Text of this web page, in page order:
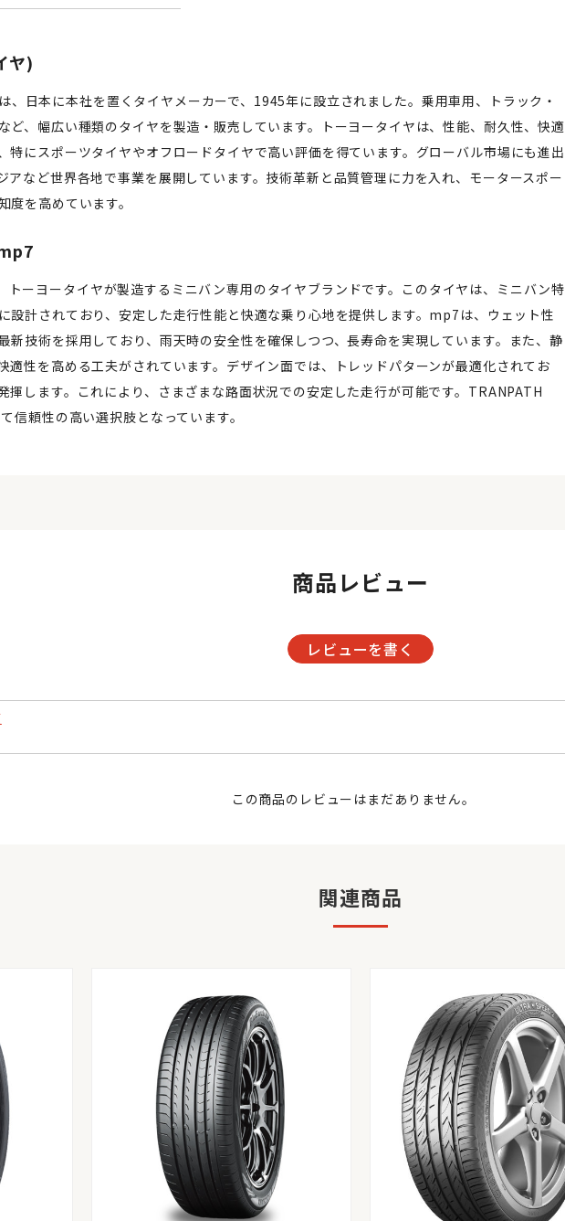
ヤ)
、日本に本社を置くタイヤメーカーで、1945年に設立されました。乗用車用、トラック・
ど、幅広い種類のタイヤを製造・販売しています。トーヨータイヤは、性能、耐久性、快適
特にスポーツタイヤやオフロードタイヤで高い評価を得ています。グローバル市場にも進出
アなど世界各地で事業を展開しています。技術革新と品質管理に力を入れ、モータースポー
を高めています。
ーヨータイヤが製造するミニバン専用のタイヤブランドです。このタイヤは、ミニバン特
設計されており、安定した走行性能と快適な乗り心地を提供します。mp7は、ウェット性
新技術を採用しており、雨天時の安全性を確保しつつ、長寿命を実現しています。また、静
適性を高める工夫がされています。デザイン面では、トレッドパターンが最適化されてお
揮します。これにより、さまざまな路面状況での安定した走行が可能です。TRANPATH
頼性の高い選択肢となっています。
商品レビュー
レビューを書く
この商品のレビューはまだありません。
関連商品